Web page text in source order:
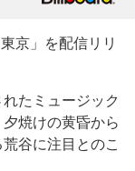
京」を配信リリ
たミュージック
焼けの黄昏から
谷に注目とのこ